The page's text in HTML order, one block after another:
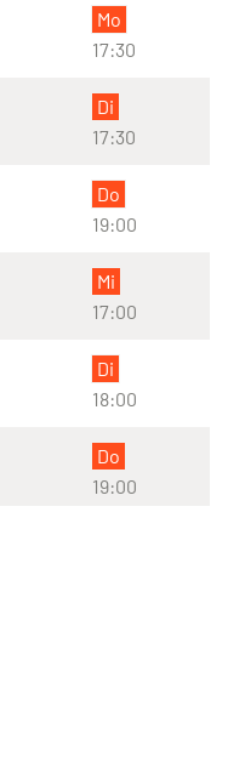
Mo
17:30
Di
17:30
Do
19:00
Mi
17:00
Di
18:00
Do
19:00